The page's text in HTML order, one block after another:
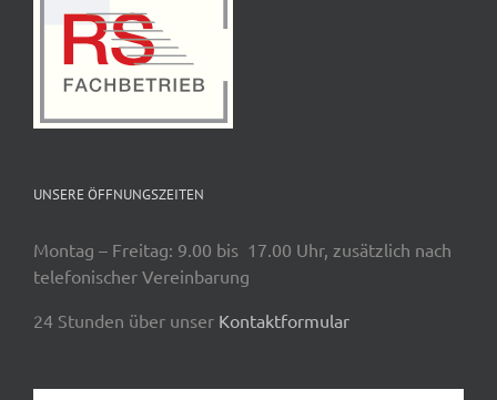
UNSERE ÖFFNUNGSZEITEN
Montag – Freitag: 9.00 bis 17.00 Uhr, zusätzlich nach
telefonischer Vereinbarung
24 Stunden über unser Kontaktformular